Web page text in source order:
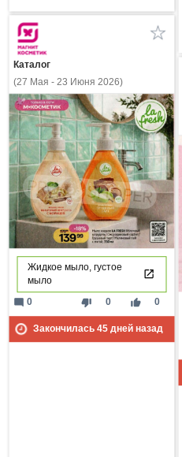
Каталог
(27 Мая - 23 Июня 2026)
Жидкое мыло, густое
мыло
thumb_down 0 thumb_up 0
mode_comment 0
Закончилась 45дней назад